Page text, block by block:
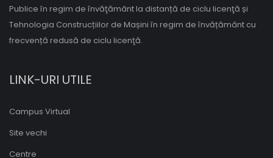
Publice în regim de învăţământ la distanță de ciclu licenţă și
Tehnologia Construcțiilor de Mașini în regim de învățământ cu
frecvență redusă de ciclu licenţă.
LINK-URI UTILE
Campus Virtual
Site vechi
Centre